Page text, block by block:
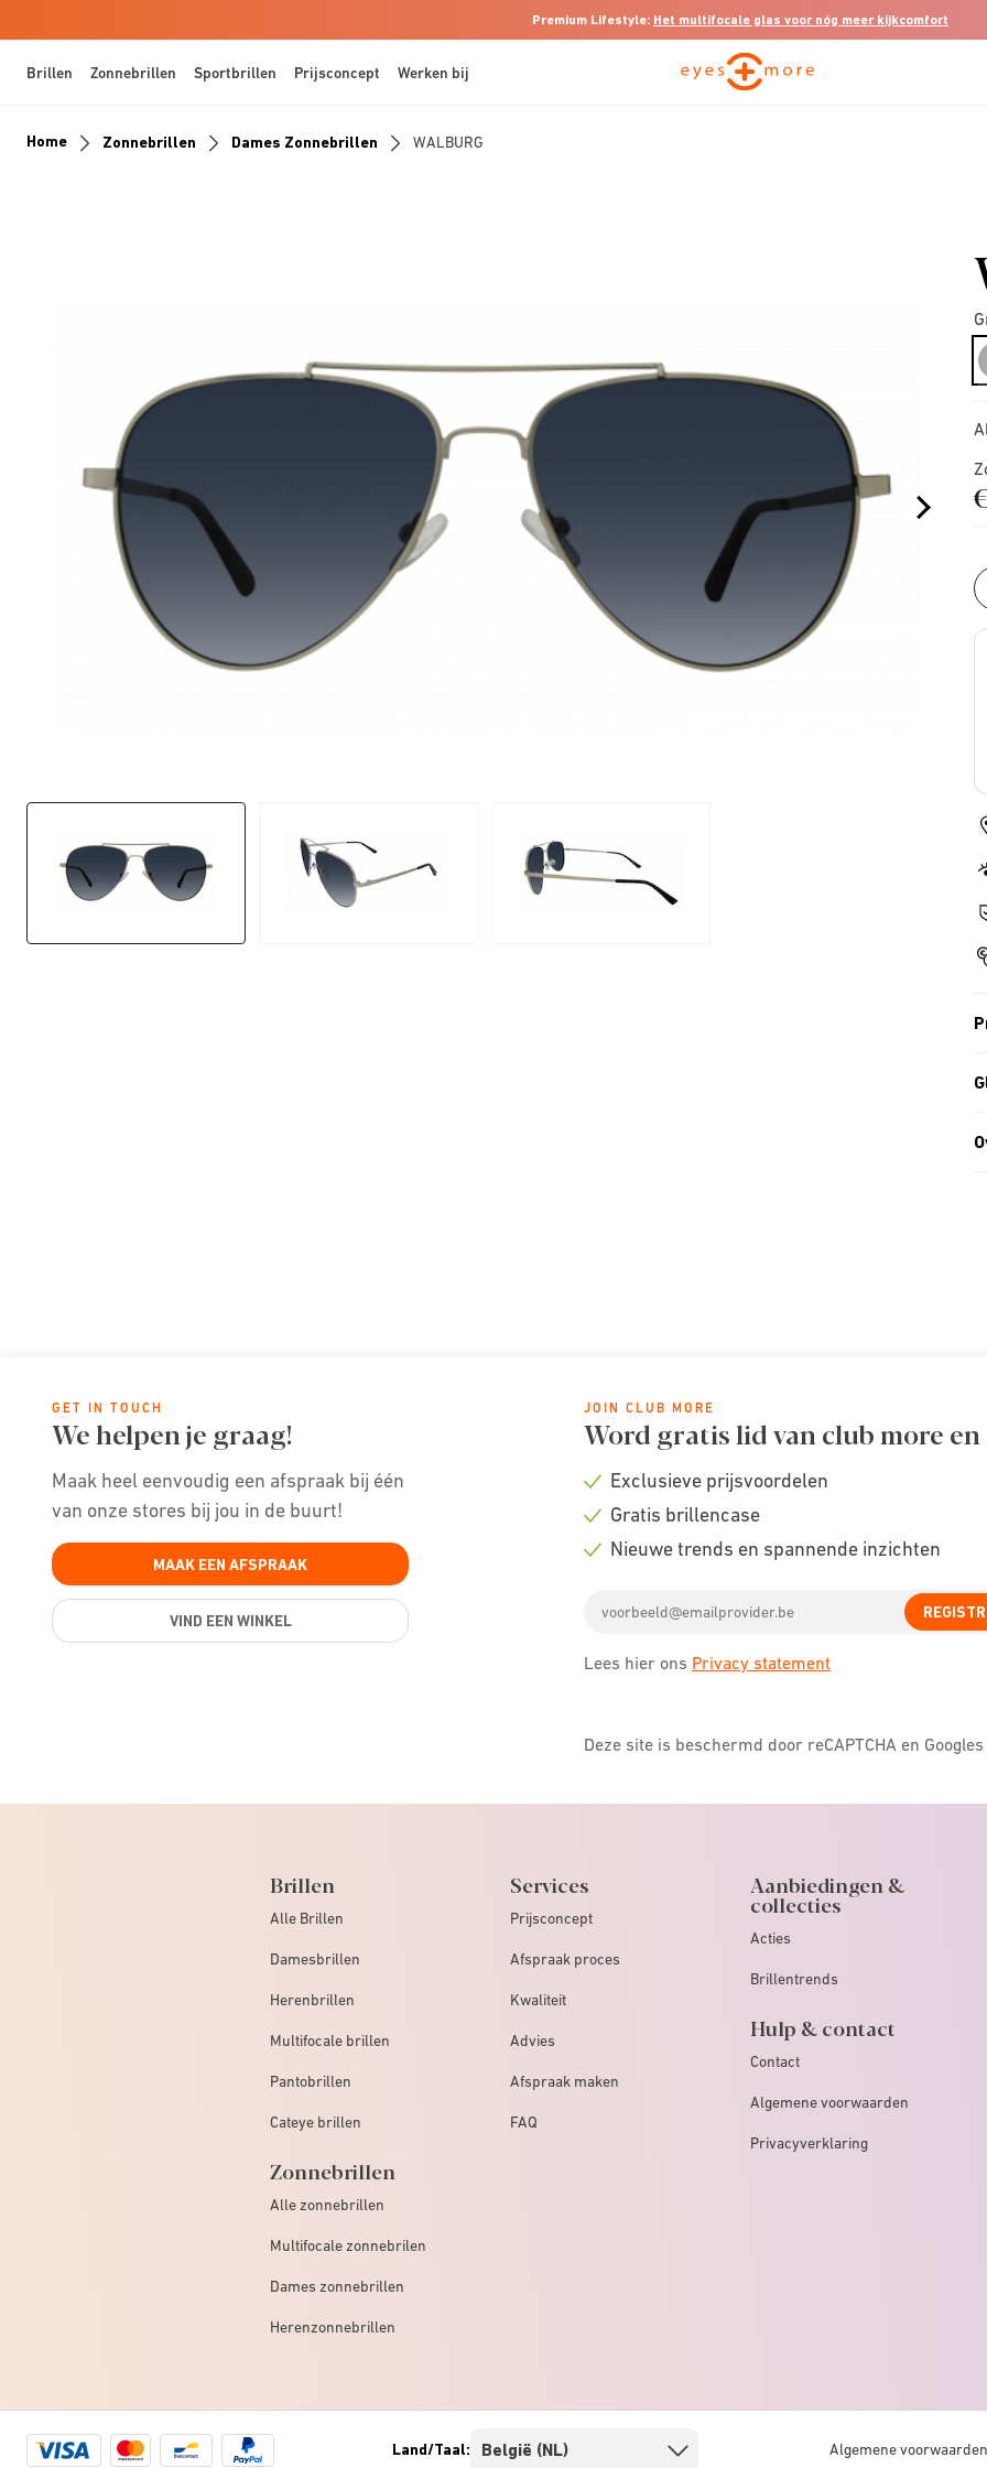
Premium Lifestyle: Het multifocale glas voor nóg meer kijkcomfort
Brillen Zonnebrillen Sportbrillen Prijsconcept Werken bij
Home Zonnebrillen Dames Zonnebrillen WALBURG
GET IN TOUCH
We helpen je graag!
Maak heel eenvoudig een afspraak bij één
van onze stores bij jou in de buurt!
MAAK EEN AFSPRAAK
VIND EEN WINKEL
JOIN CLUB MORE
Word gratis lid van club more
Check
Exclusieve prijsvoordelen
Check
Gratis brillencase
Nieuwe trends en spannende inzichten
address
Lees hier ons Privacy statement
Deze site is beschermd door reCAPTCHA en Googles
Brillen
Alle Brillen
Damesbrillen
Herenbrillen
Multifocale brillen
Pantobrillen
Cateye brillen
Zonnebrillen
Alle zonnebrillen
Multifocale zonnebrilen
Dames zonnebrillen
Herenzonnebrillen
Services
Prijsconcept
Afspraak proces
Kwaliteit
Advies
Afspraak maken
FAQ
Aanbiedingen &
collecties
Acties
Brillentrends
Hulp & contact
Contact
Algemene voorwaarden
Privacyverklaring
Visa
MastercardBancontactPaypal Land/Taal: Algemene voorwaarden